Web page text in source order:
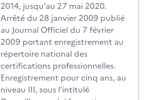
2014, jusqu'au 27 mai 2020.
Arrêté du 28 janvier 2009 publié
au Journal Officiel du 7 février
2009 portant enregistrement au
répertoire national des
certifications professionnelles.
Enregistrement pour cinq ans, au
niveau III, sous l'intitulé